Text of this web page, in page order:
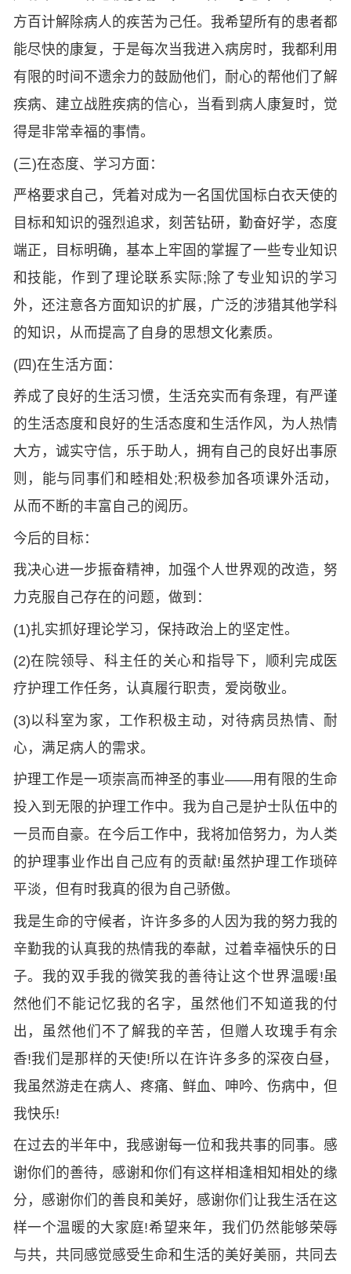
方百计解除病人的疾苦为己任。我希望所有的患者都
能尽快的康复，于是每次当我进入病房时，我都利用
有限的时间不遗余力的鼓励他们，耐心的帮他们了解
疾病、建立战胜疾病的信心，当看到病人康复时，觉
得是非常幸福的事情。
(三)在态度、学习方面：
严格要求自己，凭着对成为一名国优国标白衣天使的
目标和知识的强烈追求，刻苦钻研，勤奋好学，态度
端正，目标明确，基本上牢固的掌握了一些专业知识
和技能，作到了理论联系实际;除了专业知识的学习
外，还注意各方面知识的扩展，广泛的涉猎其他学科
的知识，从而提高了自身的思想文化素质。
(四)在生活方面：
养成了良好的生活习惯，生活充实而有条理，有严谨
的生活态度和良好的生活态度和生活作风，为人热情
大方，诚实守信，乐于助人，拥有自己的良好出事原
则，能与同事们和睦相处;积极参加各项课外活动，
从而不断的丰富自己的阅历。
今后的目标：
我决心进一步振奋精神，加强个人世界观的改造，努
力克服自己存在的问题，做到：
(1)扎实抓好理论学习，保持政治上的坚定性。
(2)在院领导、科主任的关心和指导下，顺利完成医
疗护理工作任务，认真履行职责，爱岗敬业。
(3)以科室为家，工作积极主动，对待病员热情、耐
心，满足病人的需求。
护理工作是一项崇高而神圣的事业——用有限的生命
投入到无限的护理工作中。我为自己是护士队伍中的
一员而自豪。在今后工作中，我将加倍努力，为人类
的护理事业作出自己应有的贡献!虽然护理工作琐碎
平淡，但有时我真的很为自己骄傲。
我是生命的守候者，许许多多的人因为我的努力我的
辛勤我的认真我的热情我的奉献，过着幸福快乐的日
子。我的双手我的微笑我的善待让这个世界温暖!虽
然他们不能记忆我的名字，虽然他们不知道我的付
出，虽然他们不了解我的辛苦，但赠人玫瑰手有余
香!我们是那样的天使!所以在许许多多的深夜白昼，
我虽然游走在病人、疼痛、鲜血、呻吟、伤病中，但
我快乐!
在过去的半年中，我感谢每一位和我共事的同事。感
谢你们的善待，感谢和你们有这样相逢相知相处的缘
分，感谢你们的善良和美好，感谢你们让我生活在这
样一个温暖的大家庭!希望来年，我们仍然能够荣辱
与共，共同感觉感受生命和生活的美好美丽，共同去